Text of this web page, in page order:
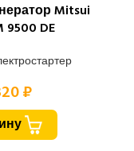
Mitsui
9500 DE
₽